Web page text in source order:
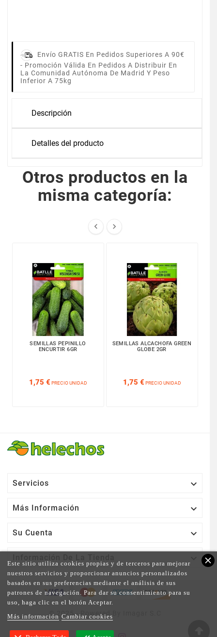
Envío GRATIS En Pedidos Superiores A 90€
- Promoción Válida En Pedidos A Distribuir En
La Comunidad Autónoma De Madrid Y Peso
Inferior A 75kg
Descripción
Detalles del producto
Otros productos en la
misma categoría:
 
SEMILLAS PEPINILLO
ENCURTIR 6GR
1,75 € PRECIO UNIDAD
SEMILLAS ALCACHOFA GREEN
GLOBE 2GR
1,75 € PRECIO UNIDAD
Servicios 
Más Información 
Su Cuenta 
close
Este sitio utiliza cookies propias y de terceros para mejorar
nuestros servicios y proporcionar anuncios personalizados
basados en sus preferencias mediante el análisis de sus
patrones de navegación. Para dar su consentimiento para su
uso, haga clic en el botón Aceptar.
Más información Cambiar cookies
© 2025 - Powered By Imagar S.C